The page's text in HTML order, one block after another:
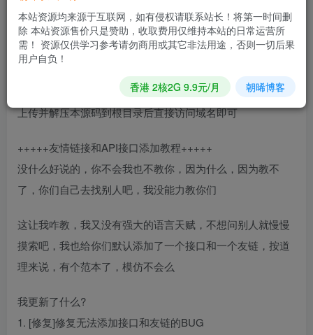
【ps】
其他安装环境请自行测试…
+++++源码安装教程+++++
上传并解压本源码到根目录后直接访问域名即可
+++++友情链接和API接口添加教程+++++
没什么好说的，你不会我也不教你，因为什么，因为教不
了，你们自己去找别人吧，我没能力教你们
这让我咋教，我又没有强大的语言天赋，不想问别人就慢慢
摸索吧，我也给你们默认添加了一个接口和一个友链，按道
理来说，有个范本了，模仿不会么
我更新了什么?
1. [修复]修复无法添加接口和友链的BUG
本站资源均来源于互联网，如有侵权请联系站长！将第一时间删
除 本站资源售价只是赞助，收取费用仅维持本站的日常运营所
需！ 资源仅供学习参考请勿商用或其它非法用途，否则一切后果
用户自负！
香港 2核2G 9.9元/月 朝晞博客